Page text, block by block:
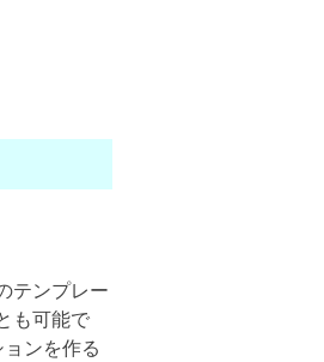
テンプレー
も可能で
ンを作る